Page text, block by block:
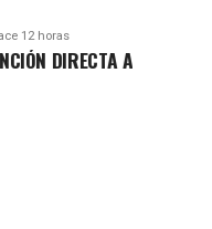
12 horas
DIRECTA A LAS FAMILIAS